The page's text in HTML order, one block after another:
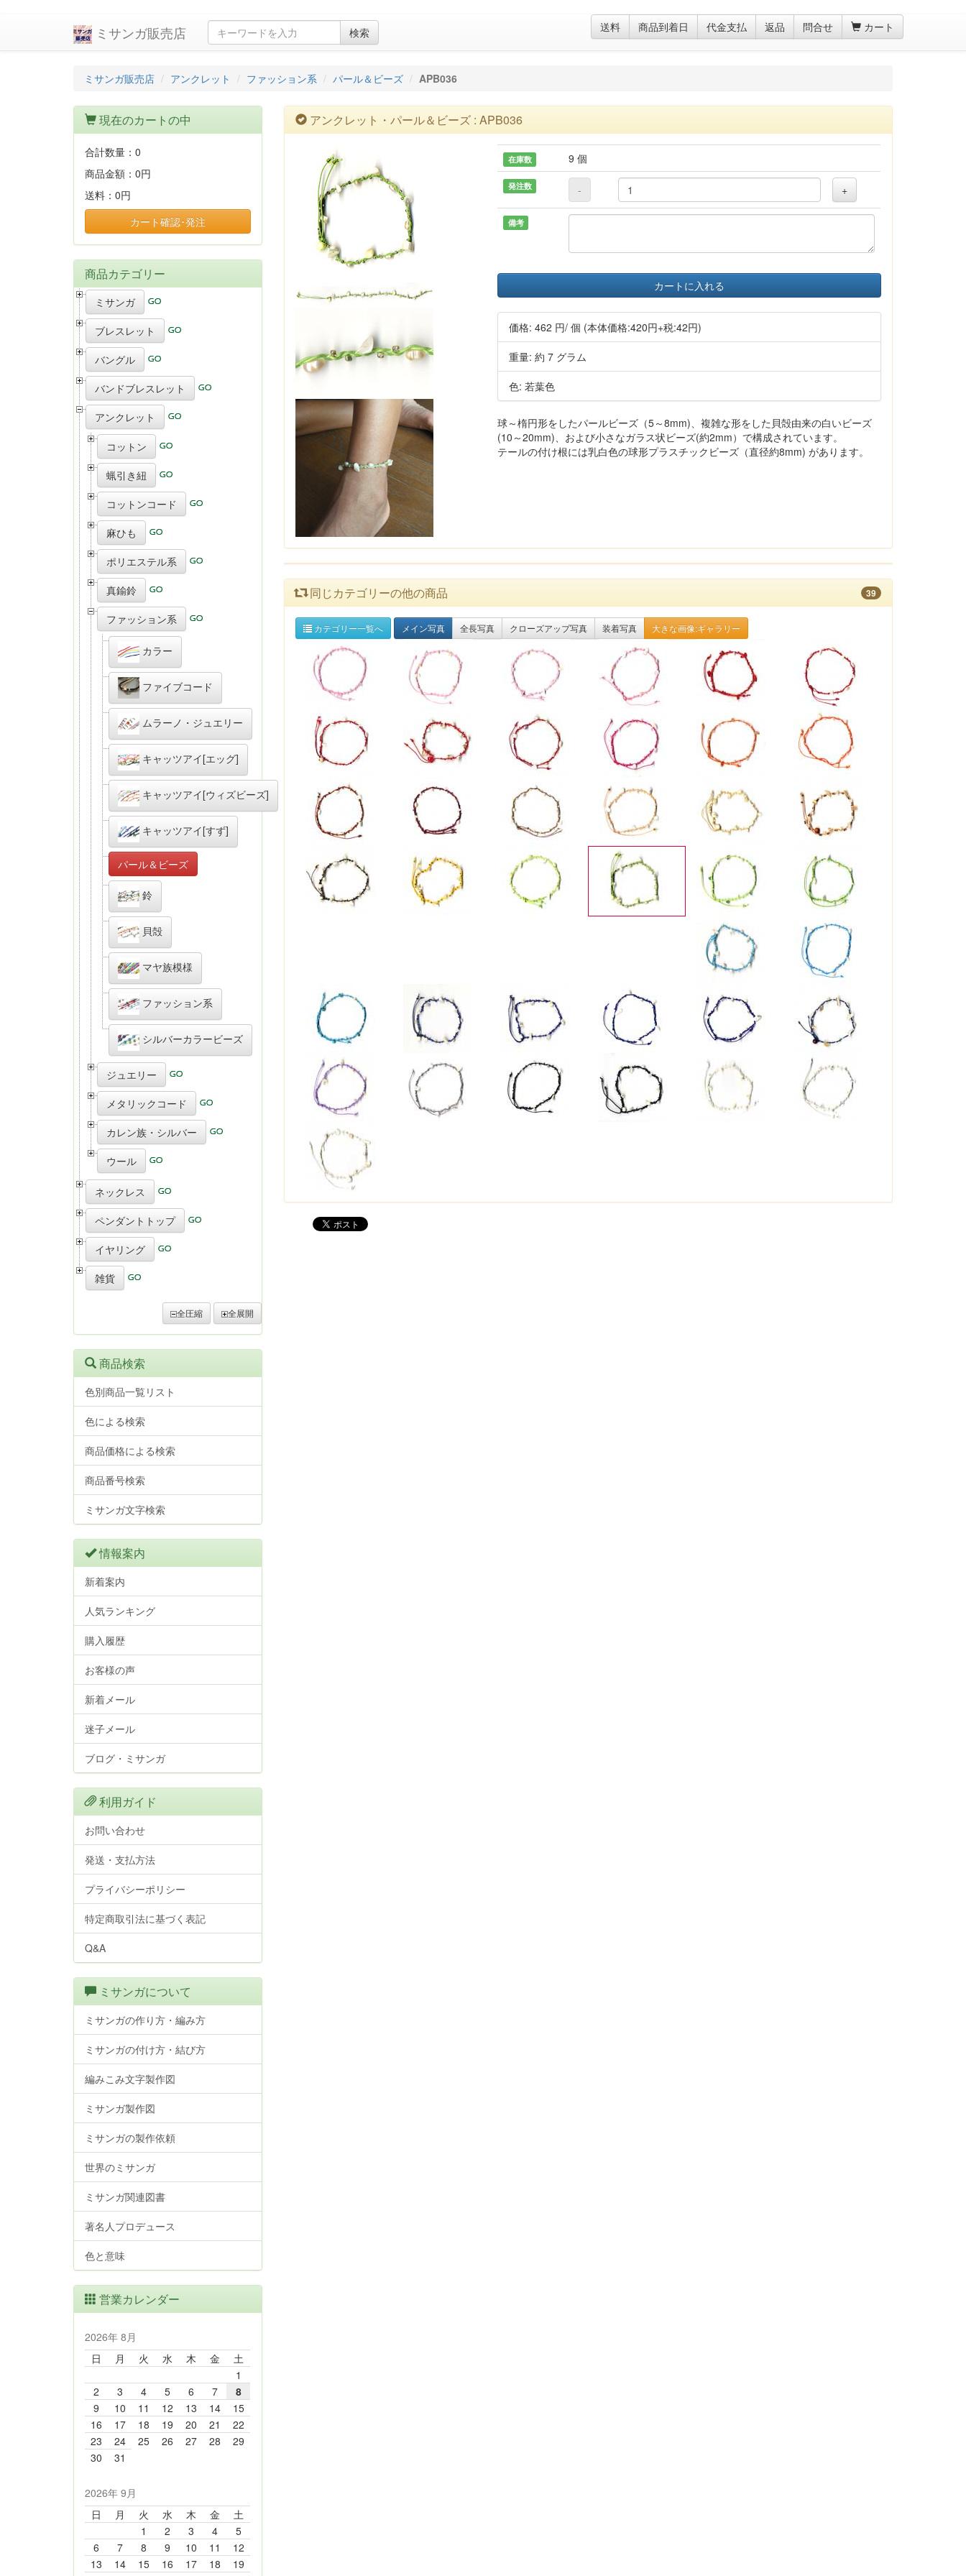
ミサンガ販売店 検索 送料 商品到着日 代金支払 返品 問合せ カート
ミサンガ販売店 アンクレット ファッション系 パール＆ビーズ APB036
アンクレット・パール＆ビーズ : APB036
在庫数 9 個
発注数 - +
備考
カートに入れる
価格:462 円/ 個 (本体価格:420円+税:42円)
重量: 約 7 グラム
色: 若葉色
球～楕円形をしたパールビーズ（5～8mm)、複雑な形をした貝殻由来の白いビーズ
(10～20mm)、および小さなガラス状ビーズ(約2mm）で構成されています。
テールの付け根には乳白色の球形プラスチックビーズ（直径約8mm) があります。
同じカテゴリーの他の商品 39
カテゴリー一覧へ メイン写真 全長写真 クローズアップ写真 装着写真 大きな画像:ギャラリー
現在のカートの中
合計数量： 0
商品金額： 0円
送料： 0円
カート確認･発注
商品カテゴリー
ミサンガ
ブレスレット
バングル
バンドブレスレット
アンクレット
コットン
蝋引き紐
コットンコード
麻ひも
ポリエステル系
真鍮鈴
ファッション系
カラー
ファイブコード
ムラーノ・ジュエリー
キャッツアイ[エッグ]
キャッツアイ[ウィズビーズ]
キャッツアイ[すず]
パール＆ビーズ
鈴
貝殻
マヤ族模様
ファッション系
シルバーカラービーズ
ジュエリー
メタリックコード
カレン族・シルバー
ウール
ネックレス
ペンダントトップ
イヤリング
雑貨
全圧縮 全展開
商品検索
色別商品一覧リスト
色による検索
商品価格による検索
商品番号検索
ミサンガ文字検索
情報案内
新着案内
人気ランキング
購入履歴
お客様の声
新着メール
迷子メール
ブログ・ミサンガ
利用ガイド
お問い合わせ
発送・支払方法
プライバシーポリシー
特定商取引法に基づく表記
Q&A
ミサンガについて
ミサンガの作り方・編み方
ミサンガの付け方・結び方
編みこみ文字製作図
ミサンガ製作図
ミサンガの製作依頼
世界のミサンガ
ミサンガ関連図書
著名人プロデュース
色と意味
営業カレンダー
2026年 8月
日
月 火 水 木 金
土
1
2
3 4 5 6 7
8
9
10 11 12 13 14
15
16
17 18 19 20 21
22
23
24 25 26 27 28
29
30
31
2026年 9月
日
月 火 水 木 金
土
1
2 3 4
5
6
7 8 9 10 11
12
13
14 15 16 17 18
19